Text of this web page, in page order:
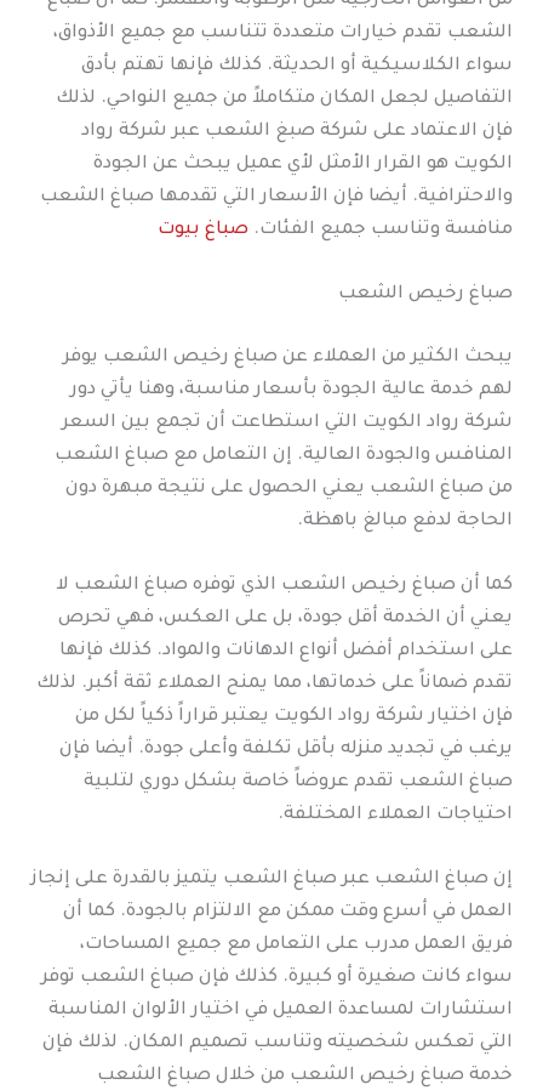
الشعب تقدم خيارات متعددة تتناسب مع جميع الأذواق،
سواء الكلاسيكية أو الحديثة. كذلك فإنها تهتم بأدق
التفاصيل لجعل المكان متكاملاً من جميع النواحي. لذلك
فإن الاعتماد على شركة صبغ الشعب عبر شركة رواد
الكويت هو القرار الأمثل لأي عميل يبحث عن الجودة
والاحترافية. أيضا فإن الأسعار التي تقدمها صباغ الشعب
منافسة وتناسب جميع الفئات. صباغ بيوت
صباغ رخيص الشعب
يبحث الكثير من العملاء عن صباغ رخيص الشعب يوفر
لهم خدمة عالية الجودة بأسعار مناسبة، وهنا يأتي دور
شركة رواد الكويت التي استطاعت أن تجمع بين السعر
المنافس والجودة العالية. إن التعامل مع صباغ الشعب
من صباغ الشعب يعني الحصول على نتيجة مبهرة دون
الحاجة لدفع مبالغ باهظة.
كما أن صباغ رخيص الشعب الذي توفره صباغ الشعب لا
يعني أن الخدمة أقل جودة، بل على العكس، فهي تحرص
على استخدام أفضل أنواع الدهانات والمواد. كذلك فإنها
تقدم ضماناً على خدماتها، مما يمنح العملاء ثقة أكبر. لذلك
فإن اختيار شركة رواد الكويت يعتبر قراراً ذكياً لكل من
يرغب في تجديد منزله بأقل تكلفة وأعلى جودة. أيضا فإن
صباغ الشعب تقدم عروضاً خاصة بشكل دوري لتلبية
احتياجات العملاء المختلفة.
إن صباغ الشعب عبر صباغ الشعب يتميز بالقدرة على إنجاز
العمل في أسرع وقت ممكن مع الالتزام بالجودة. كما أن
فريق العمل مدرب على التعامل مع جميع المساحات،
سواء كانت صغيرة أو كبيرة. كذلك فإن صباغ الشعب توفر
استشارات لمساعدة العميل في اختيار الألوان المناسبة
التي تعكس شخصيته وتناسب تصميم المكان. لذلك فإن
خدمة صباغ رخيص الشعب من خلال صباغ الشعب